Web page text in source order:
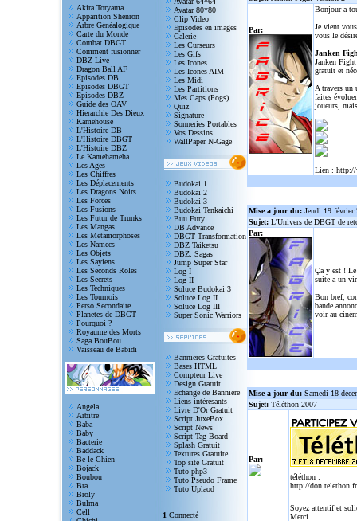
Akira Toryama
Apparition Shenron
Arbre Généalogique
Carte du Monde
Combat DBGT
Comment fusionner
DBZ Live
Dragon Ball AF
Episodes DB
Episodes DBGT
Episodes DBZ
Guide des OAV
Hierarchie Des Dieux
Kamehouse
L'Histoire DB
L'Histoire DBGT
L'Histoire DBZ
Le Kamehameha
Les Ages
Les Chiffres
Les Déplacements
Les Dragons Noirs
Les Forces
Les Fusions
Les Futur de Trunks
Les Mangas
Les Metamorphoses
Les Namecs
Les Objets
Les Sayiens
Les Seconds Roles
Les Secrets
Les Techniques
Les Tournois
Perso Secondaire
Planetes de DBGT
Pourquoi ?
Royaume des Morts
Saga BouBou
Vaisseau de Babidi
Angela
Arbitre
Baba
Baby
Bacterie
Baddack
Be le Chien
Bojack
Boubou
Bra
Broly
Bulma
Cell
Avatar 80*80
Clip Video
Episodes en images
Galerie
Les Curseurs
Les Gifs
Les Icones
Les Icones AIM
Les Midi
Les Partitions
Mes Caps (Pogs)
Quiz
Signature
Sonneries Portables
Vos Dessins
WallPaper N-Gage
Budokai 1
Budokai 2
Budokai 3
Budokai Tenkaichi
Buu Fury
DB Advance
DBGT Transformation
DBZ Taiketsu
DBZ: Sagas
Jump Super Star
Log I
Log II
Soluce Budokai 3
Soluce Log II
Soluce Log III
Super Sonic Warriors
Bannieres Gratuites
Bases HTML
Compteur Live
Design Gratuit
Echange de Banniere
Liens intérésants
Livre D'Or Gratuit
Script JuxeBox
Script News
Script Tag Board
Splash Gratuit
Textures Gratuite
Top site Gratuit
Tuto php3
Tuto Pseudo Frame
Tuto Uplaod
1 Connecté
Par:
Bonjour a
Je vient
vous le
Janken
Janken
gratuit et
A travers un
faites
joueurs,
Lien : http://
Mise a jour du: Jeudi 19 février
Sujet: L'Univers de DBGT de
Par:
Ça y est !
suite a un
Bon bref,
bande
voir au
Mise a jour du: Samedi 18
Sujet: Téléthon 2007
Par:
téléthon :
http://
Soyez attentif et
Merci.